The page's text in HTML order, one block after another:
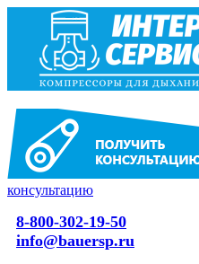
консультацию
8-800-302-19-50
info@bauersp.ru